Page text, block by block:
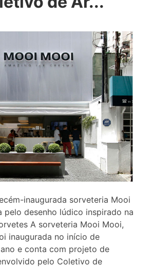
inaugurada sorveteria Mooi
pelo desenho lúdico inspirado na
A sorveteria Mooi Mooi,
inaugurada no início de
e conta com projeto de
pelo Coletivo de